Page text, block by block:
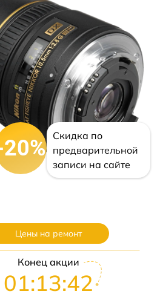
Скидка по
предварительной
записи на сайте
Цены на ремонт
Конец акции
01:13:41